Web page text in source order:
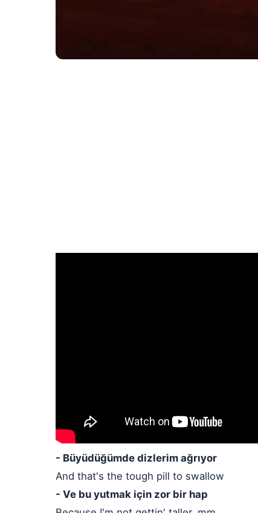
- Büyüdüğümde dizlerim ağrıyor
And that's the tough pill to swallow
- Ve bu yutmak için zor bir hap